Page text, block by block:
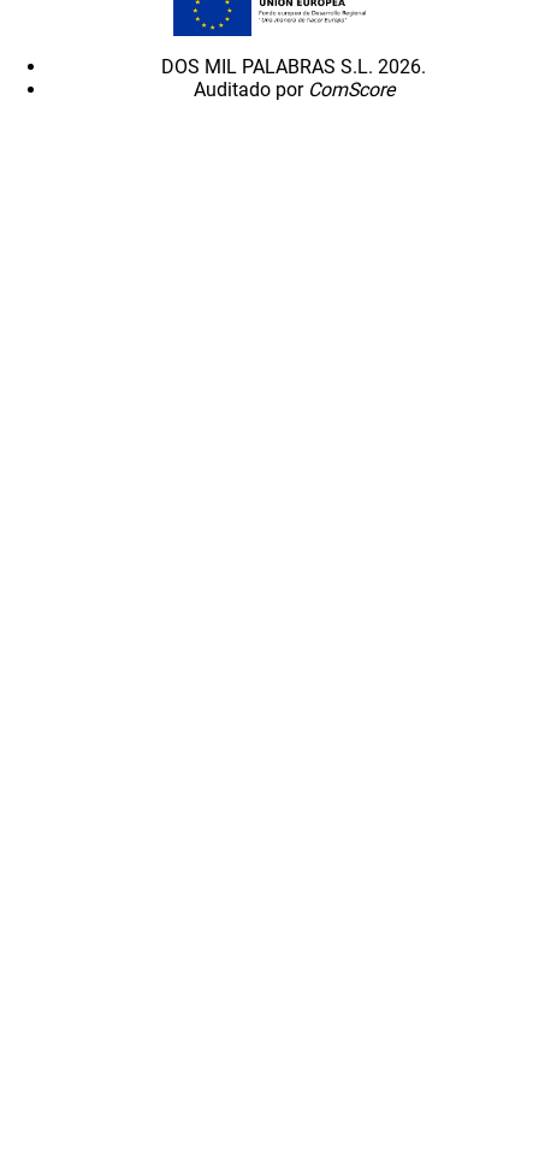
DOS MIL PALABRAS S.L. 2026.
Auditado por ComScore